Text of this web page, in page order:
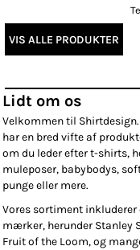
VIS ALLE PRODUKTER
Lidt om os
Velkommen til
har en bred vifte af
om du leder efter t-shirts,
muleposer, babybodys,
punge eller mere.
Vores sortiment
mærker, herunder Stanley
Fruit of the Loom, og